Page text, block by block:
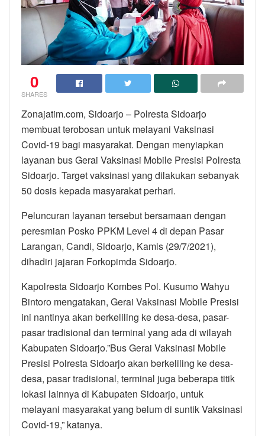
0
SHARES
Zonajatim.com, Sidoarjo – Polresta Sidoarjo
membuat terobosan untuk melayani Vaksinasi
Covid-19 bagi masyarakat. Dengan menyiapkan
layanan bus Gerai Vaksinasi Mobile Presisi Polresta
Sidoarjo. Target vaksinasi yang dilakukan sebanyak
50 dosis kepada masyarakat perhari.
Peluncuran layanan tersebut bersamaan dengan
peresmian Posko PPKM Level 4 di depan Pasar
Larangan, Candi, Sidoarjo, Kamis (29/7/2021),
dihadiri jajaran Forkopimda Sidoarjo.
Kapolresta Sidoarjo Kombes Pol. Kusumo Wahyu
Bintoro mengatakan, Gerai Vaksinasi Mobile Presisi
ini nantinya akan berkeliling ke desa-desa, pasar-
pasar tradisional dan terminal yang ada di wilayah
Kabupaten Sidoarjo.”Bus Gerai Vaksinasi Mobile
Presisi Polresta Sidoarjo akan berkeliling ke desa-
desa, pasar tradisional, terminal juga beberapa titik
lokasi lainnya di Kabupaten Sidoarjo, untuk
melayani masyarakat yang belum di suntik Vaksinasi
Covid-19,” katanya.